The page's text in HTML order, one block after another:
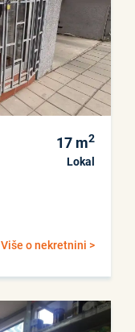
17 m2
Lokal
Više o nekretnini >